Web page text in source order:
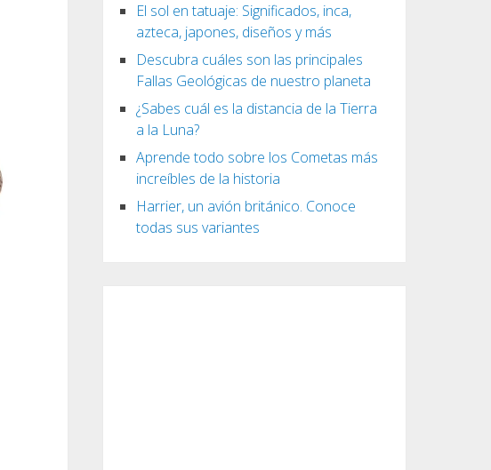
El sol en tatuaje: Significados, inca,
azteca, japones, diseños y más
Descubra cuáles son las principales
Fallas Geológicas de nuestro planeta
¿Sabes cuál es la distancia de la Tierra
a la Luna?
Aprende todo sobre los Cometas más
increíbles de la historia
Harrier, un avión británico. Conoce
todas sus variantes